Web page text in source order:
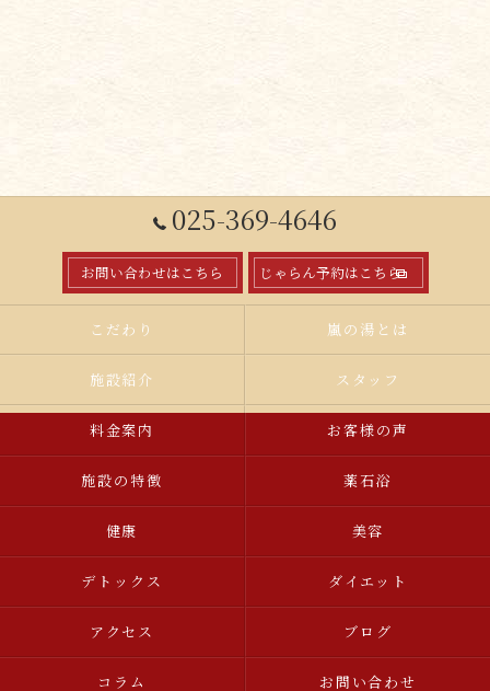
025-369-4646
お問い合わせはこちら じゃらん予約はこちら
こだわり 嵐の湯とは
施設紹介 スタッフ
料金案内 お客様の声
施設の特徴 薬石浴
健康 美容
デトックス ダイエット
アクセス ブログ
コラム お問い合わせ